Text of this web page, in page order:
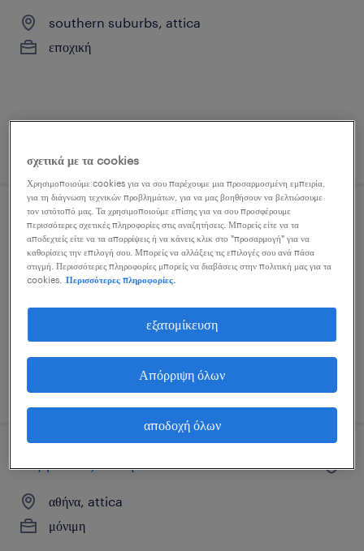
southern suburbs, attica
εποχική
account manager (it solutions)
athens, attica
μόνιμη
δημοσιεύτηκε 10 ιουλίου 2026
αθήνα, attica
μόνιμη
σχετικά με τα cookies
Χρησιμοποιούμε cookies για να σου παρέχουμε μια προσαρμοσμένη εμπειρία,
για τη διάγνωση τεχνικών προβλημάτων, για να μας βοηθήσουν να βελτιώσουμε
τον ιστότοπό μας. Τα χρησιμοποιούμε επίσης για να σου προσφέρουμε
περισσότερες σχετικές πληροφορίες στις αναζητήσεις. Μπορείς είτε να τα
αποδεχτείς είτε να τα απορρίψεις ή να κάνεις κλικ στο "προσαρμογή" για να
καθορίσεις την επιλογή σου. Μπορείς να αλλάξεις τις επιλογές σου ανά πάσα
στιγμή. Περισσότερες πληροφορίες μπορείς να διαβάσεις στην πολιτική μας για τα
cookies.
Περισσότερες πληροφορίες.
εξατομίκευση
Απόρριψη όλων
αποδοχή όλων